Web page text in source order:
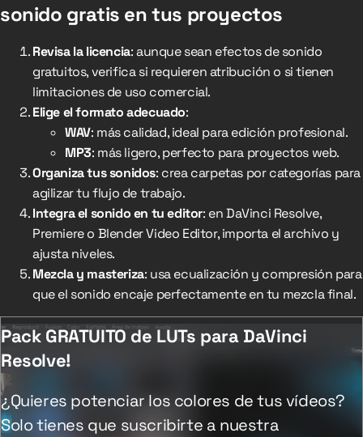
sonido gratis en tus proyectos
Revisa la licencia: aunque sean efectos de sonido
gratuitos, verifica si requieren atribución o si tienen
limitaciones de uso comercial.
Elige el formato adecuado:
WAV: más calidad, ideal para edición profesional.
MP3: más ligero, perfecto para proyectos web.
Organiza tus sonidos: crea carpetas por categorías para
agilizar tu flujo de trabajo.
Integra el sonido en tu editor: en DaVinci Resolve,
Premiere o Blender Video Editor, importa el archivo y
ajusta niveles.
Mezcla y masteriza: usa ecualización y compresión para
que el sonido encaje perfectamente en tu mezcla final.
Pack GRATUITO de LUTs para DaVinci
Resolve!
¿Quieres potenciar los colores de tus vídeos?
Solo tienes que suscribirte a nuestra